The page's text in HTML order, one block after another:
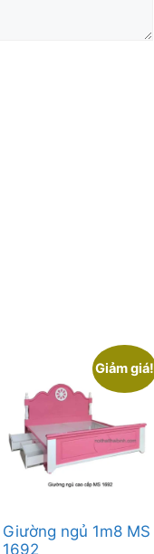
Giảm giá!
Giường ngủ 1m8 MS
1692